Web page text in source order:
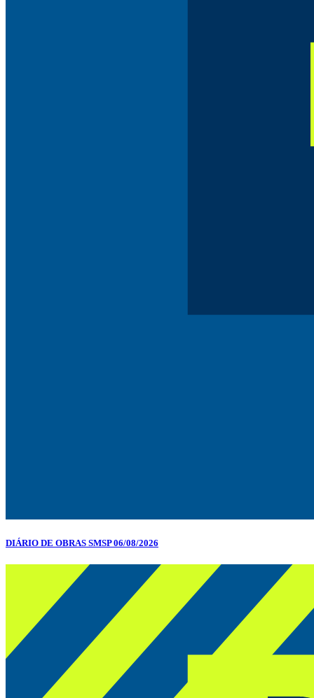
DIÁRIO DE OBRAS SMSP 06/08/2026